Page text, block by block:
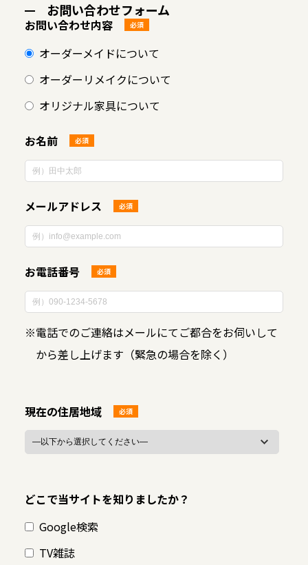
お問い合わせフォーム
お問い合わせ内容 必須
オーダーメイドについて
オーダーリメイクについて
オリジナル家具について
お名前 必須
メールアドレス 必須
お電話番号 必須
※電話でのご連絡はメールにてご都合をお伺いして
から差し上げます（緊急の場合を除く）
現在の住居地域 必須
どこで当サイトを知りましたか？
Google検索
TV雑誌